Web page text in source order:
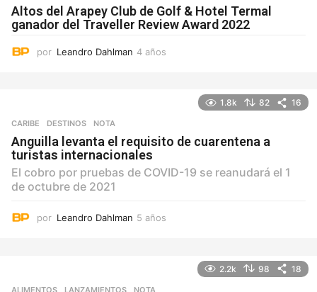
Altos del Arapey Club de Golf & Hotel Termal
ganador del Traveller Review Award 2022
por Leandro Dahlman 4 años
1.8k 82 16
CARIBE ,DESTINOS NOTA
Anguilla levanta el requisito de cuarentena a
turistas internacionales
El cobro por pruebas de COVID-19 se reanudará el 1
de octubre de 2021
por Leandro Dahlman 5 años
2.2k 98 18
ALIMENTOS ,LANZAMIENTOS NOTA